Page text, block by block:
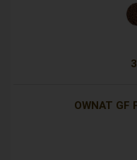
OWNAT GF